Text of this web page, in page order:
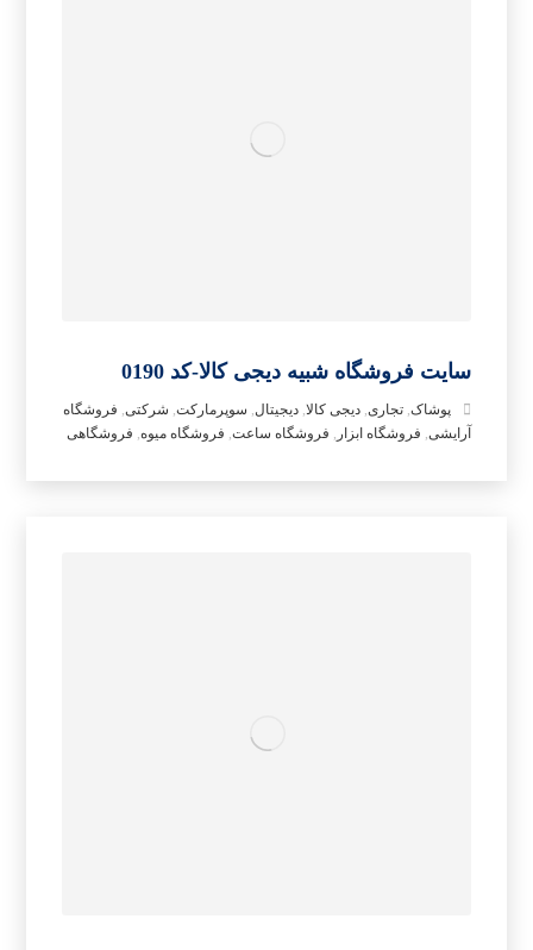
سایت فروشگاه شبیه دیجی کالا-کد 0190
پوشاک,تجاری,دیجی کالا,دیجیتال, سوپرمارکت, شرکتی, فروشگاه
آرایشی, فروشگاه ابزار , فروشگاه ساعت, فروشگاه میوه, فروشگاهی